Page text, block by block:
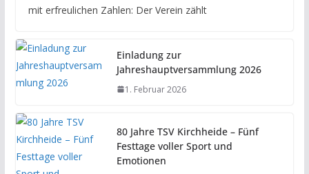
mit erfreulichen Zahlen: Der Verein zählt
Einladung zur
Jahreshauptversammlung 2026
1. Februar 2026
80 Jahre TSV Kirchheide – Fünf
Festtage voller Sport und
Emotionen